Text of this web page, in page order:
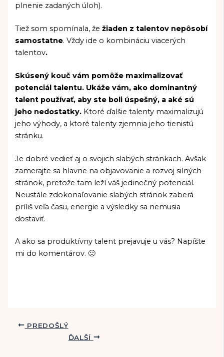
plnenie zadaných úloh).
Tiež som spomínala, žežiaden z talentov nepôsobí
samostatne. Vždy ide o kombináciu viacerých
talentov.
Skúsený kouč vám pomôže maximalizovať
potenciál talentu. Ukáže vám, ako dominantný
talent používať, aby ste boli úspešný, a aké sú
jeho nedostatky. Ktoré ďalšie talenty maximalizujú
jeho výhody, a ktoré talenty zjemnia jeho tienistú
stránku.
Je dobré vedieť aj o svojich slabých stránkach. Avšak
zamerajte sa hlavne na objavovanie a rozvoj silných
stránok, pretože tam leží váš jedinečný potenciál.
Neustále zdokonaľovanie slabých stránok zaberá
príliš veľa času, energie a výsledky sa nemusia
dostaviť.
A ako sa produktívny talent prejavuje u vás? Napíšte
mi do komentárov. 🙂
PREDOŠLÝ
ĎALŠÍ